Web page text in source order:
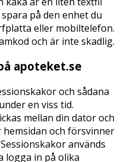
på den enhet du
eller mobiltelefon.
och är inte skadlig.
apoteket.se
och sådana
en viss tid.
mellan din dator och
och försvinner
används
logga in på olika